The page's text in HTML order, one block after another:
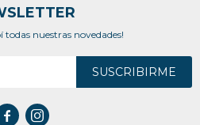
todas nuestras novedades!
SUSCRIBIRME
 